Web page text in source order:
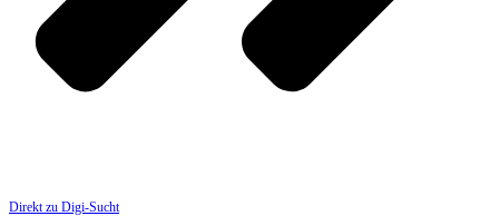
Direkt zu Digi-Sucht